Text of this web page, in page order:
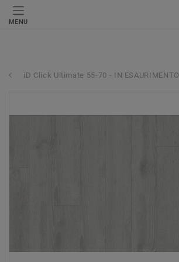
MENU
iD Click Ultimate 55-70 - IN ESAURIMENTO